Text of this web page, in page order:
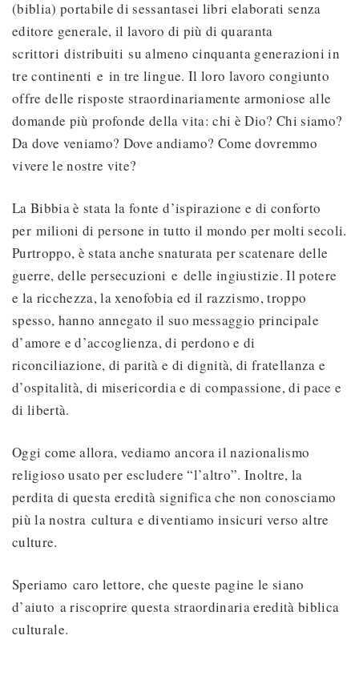
(biblia) portabile di sessantasei libri elaborati senza
editore generale, il lavoro di più di quaranta
scrittori distribuiti su almeno cinquanta generazioni in
tre continenti e in tre lingue. Il loro lavoro congiunto
offre delle risposte straordinariamente armoniose alle
domande più profonde della vita: chi è Dio? Chi siamo?
Da dove veniamo? Dove andiamo? Come dovremmo
vivere le nostre vite?
La Bibbia è stata la fonte d’ispirazione e di conforto
per milioni di persone in tutto il mondo per molti secoli.
Purtroppo, è stata anche snaturata per scatenare delle
guerre, delle persecuzioni e delle ingiustizie. Il potere
e la ricchezza, la xenofobia ed il razzismo, troppo
spesso, hanno annegato il suo messaggio principale
d’amore e d’accoglienza, di perdono e di
riconciliazione, di parità e di dignità, di fratellanza e
d’ospitalità, di misericordia e di compassione, di pace e
di libertà.
Oggi come allora, vediamo ancora il nazionalismo
religioso usato per escludere “l’altro”. Inoltre, la
perdita di questa eredità significa che non conosciamo
più la nostra cultura e diventiamo insicuri verso altre
culture.
Speriamo caro lettore, che queste pagine le siano
d’aiuto a riscoprire questa straordinaria eredità biblica
culturale.